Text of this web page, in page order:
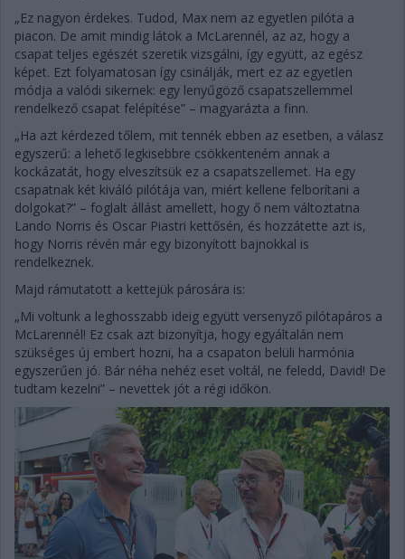
„Ez nagyon érdekes. Tudod, Max nem az egyetlen pilóta a
piacon. De amit mindig látok a McLarennél, az az, hogy a
csapat teljes egészét szeretik vizsgálni, így együtt, az egész
képet. Ezt folyamatosan így csinálják, mert ez az egyetlen
módja a valódi sikernek: egy lenyűgöző csapatszellemmel
rendelkező csapat felépítése” – magyarázta a finn.
„Ha azt kérdezed tőlem, mit tennék ebben az esetben, a válasz
egyszerű: a lehető legkisebbre csökkenteném annak a
kockázatát, hogy elveszítsük ez a csapatszellemet. Ha egy
csapatnak két kiváló pilótája van, miért kellene felborítani a
dolgokat?” – foglalt állást amellett, hogy ő nem változtatna
Lando Norris és Oscar Piastri kettősén, és hozzátette azt is,
hogy Norris révén már egy bizonyított bajnokkal is
rendelkeznek.
Majd rámutatott a kettejük párosára is:
„Mi voltunk a leghosszabb ideig együtt versenyző pilótapáros a
McLarennél! Ez csak azt bizonyítja, hogy egyáltalán nem
szükséges új embert hozni, ha a csapaton belüli harmónia
egyszerűen jó. Bár néha nehéz eset voltál, ne feledd, David! De
tudtam kezelni” – nevettek jót a régi időkön.